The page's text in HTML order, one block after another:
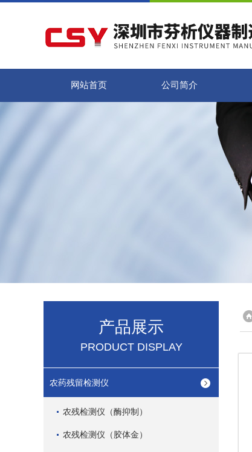
网站首页 公司简介
产品展示
PRODUCT DISPLAY
农药残留检测仪
农残检测仪（酶抑制）
农残检测仪（胶体金）